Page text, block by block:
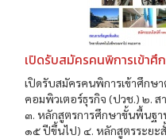
เปิดรับสมัครคนพิการเข้าศึ
เปิดรับสมัครคนพิการเข้าศึกษ
คอมพิวเตอร์ธุรกิจ (ปวช.) ๒. ส
๓. หลักสูตรการศึกษาขั้นพื้นฐา
๑๕ ปีขึ้นไป) ๔. หลักสูตรระยะ